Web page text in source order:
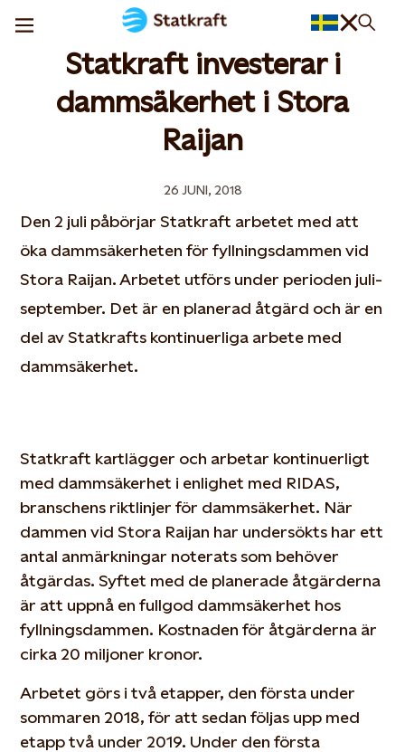
Statkraft investerar i
dammsäkerhet i Stora
Raijan
26 JUNI, 2018
Den 2 juli påbörjar Statkraft arbetet med att
öka dammsäkerheten för fyllningsdammen vid
Stora Raijan. Arbetet utförs under perioden juli-
september. Det är en planerad åtgärd och är en
del av Statkrafts kontinuerliga arbete med
dammsäkerhet.
Statkraft kartlägger och arbetar kontinuerligt
med dammsäkerhet i enlighet med RIDAS,
branschens riktlinjer för dammsäkerhet. När
dammen vid Stora Raijan har undersökts har ett
antal anmärkningar noterats som behöver
åtgärdas. Syftet med de planerade åtgärderna
är att uppnå en fullgod dammsäkerhet hos
fyllningsdammen. Kostnaden för åtgärderna är
cirka 20 miljoner kronor.
Arbetet görs i två etapper, den första under
sommaren 2018, för att sedan följas upp med
etapp två under 2019. Under den första